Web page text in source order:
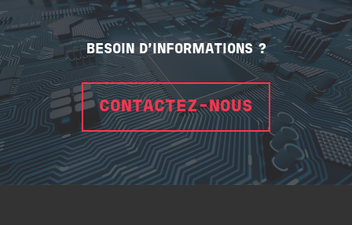
BESOIN D'INFORMATIONS ?
CONTACTEZ-NOUS